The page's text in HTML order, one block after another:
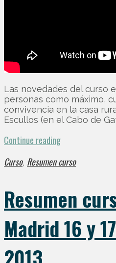
Las novedades del curso
personas como máximo,
convivencia en la casa
Escullos (en el Cabo de
Continue reading
Curso, Resumen curso
Resumen
Madrid 16 y